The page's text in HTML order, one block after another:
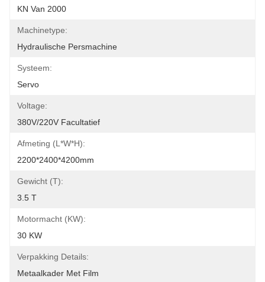
KN Van 2000
Machinetype:
Hydraulische Persmachine
Systeem:
Servo
Voltage:
380V/220V Facultatief
Afmeting (l*w*h):
2200*2400*4200mm
Gewicht (t):
3.5 T
Motormacht (kW):
30 KW
Verpakking Details:
Metaalkader Met Film